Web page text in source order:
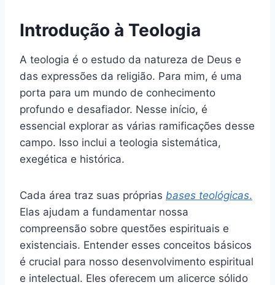
Introdução à Teologia
A teologia é o estudo da natureza de Deus e
das expressões da religião. Para mim, é uma
porta para um mundo de conhecimento
profundo e desafiador. Nesse início, é
essencial explorar as várias ramificações desse
campo. Isso inclui a teologia sistemática,
exegética e histórica.
Cada área traz suas próprias bases teológicas.
Elas ajudam a fundamentar nossa
compreensão sobre questões espirituais e
existenciais. Entender esses conceitos básicos
é crucial para nosso desenvolvimento espiritual
e intelectual. Eles oferecem um alicerce sólido